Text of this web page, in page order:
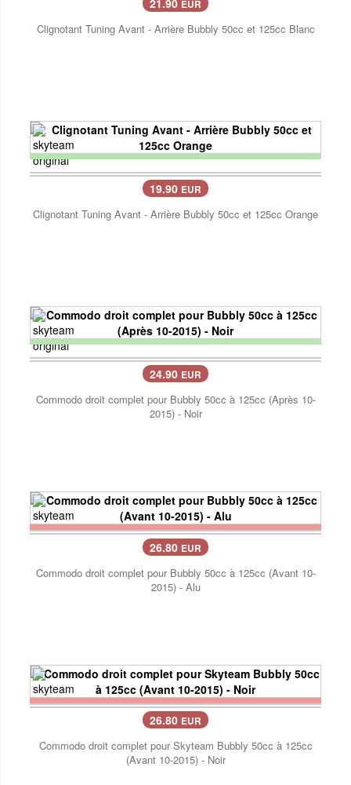
EUR
Clignotant Tuning Avant - Arrière Bubbly 50cc et 125cc Blanc
19.90 EUR
Clignotant Tuning Avant - Arrière Bubbly 50cc et 125cc Orange
24.90 EUR
Commodo droit complet pour Bubbly 50cc à 125cc (Après 10-
2015) - Noir
26.80 EUR
Commodo droit complet pour Bubbly 50cc à 125cc (Avant 10-
2015) - Alu
26.80 EUR
Commodo droit complet pour Skyteam Bubbly 50cc à 125cc
(Avant 10-2015) - Noir